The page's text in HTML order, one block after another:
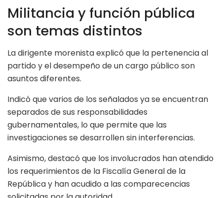
Militancia y función pública
son temas distintos
La dirigente morenista explicó que la pertenencia al
partido y el desempeño de un cargo público son
asuntos diferentes.
Indicó que varios de los señalados ya se encuentran
separados de sus responsabilidades
gubernamentales, lo que permite que las
investigaciones se desarrollen sin interferencias.
Asimismo, destacó que los involucrados han atendido
los requerimientos de la Fiscalía General de la
República y han acudido a las comparecencias